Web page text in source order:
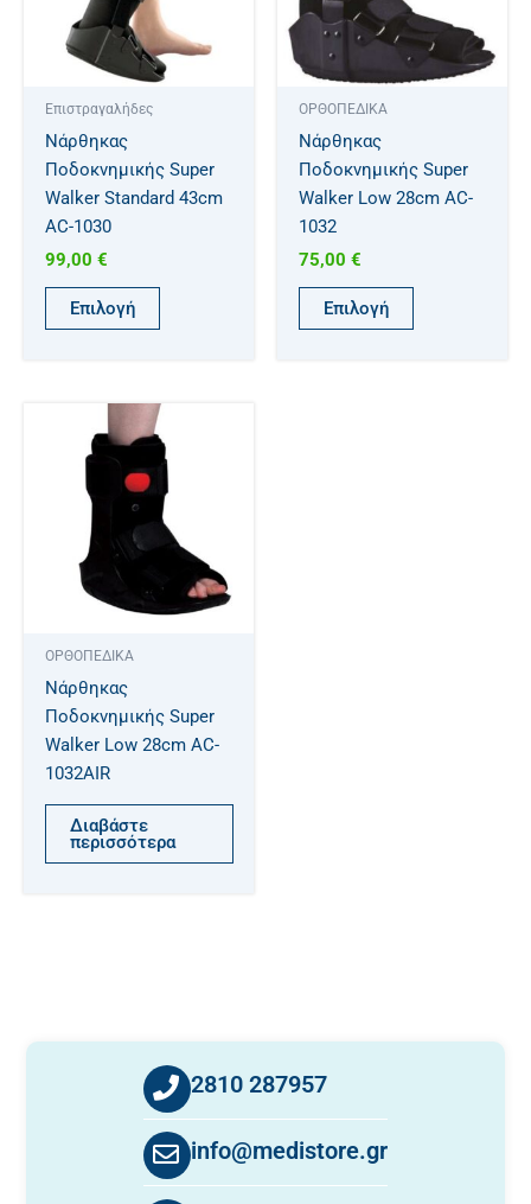
Επιστραγαλήδες
Νάρθηκας
Ποδοκνημικής Super
Walker Standard 43cm
AC-1030
99,00 €
Επιλογή
παραλλαγές.
Οι
επιλογές
στη
σελίδα
ΟΡΘΟΠΕΔΙΚΑ
Νάρθηκας
Ποδοκνημικής Super
Walker Low 28cm AC-
1032
75,00 €
Επιλογή
παραλλαγές.
Οι
επιλογές
στη
σελίδα
ΟΡΘΟΠΕΔΙΚΑ
Νάρθηκας
Ποδοκνημικής Super
Walker Low 28cm AC-
1032AIR
Διαβάστε
περισσότερα
2810 287957
info@medistore.gr